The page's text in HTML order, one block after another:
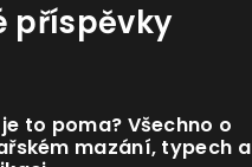
příspěvky
to poma? Všechno o
mazání, typech a